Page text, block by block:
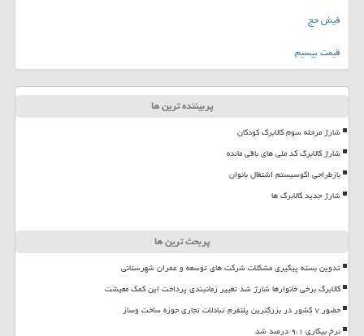
فیش حج
قیمت بیسیم
پربیننده ترین ها
شارژ مرحله سوم کالابرگ کودکان
شارژ کالابرگ کد ملی های باقی مانده
بازطراحی اکوسیستم اشتغال بانوان
شارژ جدید کالابرگ ها
پربحث ترین ها
تدوین بسته پیگیری مشکلات شرکت های توسعه و عمران شهرستانی
کالابرگ برخی خانوارها شارژ شد تغییر زمانبندی پرداخت این کمک معیشت
حضور ۷ کشور در بزرگترین پلتفرم تبادلات تجاری حوزه ساخت وساز
نرخ بیکاری ۹،۱ درصد شد